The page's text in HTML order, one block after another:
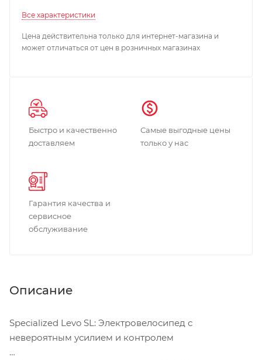
Все характеристики
Цена действительна только для интернет-магазина и
может отличаться от цен в розничных магазинах
Быстро и качественно
доставляем
Самые выгодные цены
только у нас
Гарантия качества и
сервисное
обслуживание
Описание
Specialized Levo SL: Электровелосипед с
невероятным усилием и контролем